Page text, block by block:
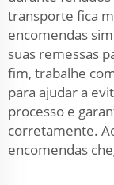
transporte fica
encomendas
suas remessas
fim, trabalhe
para ajudar a
processo e
corretamente.
encomendas